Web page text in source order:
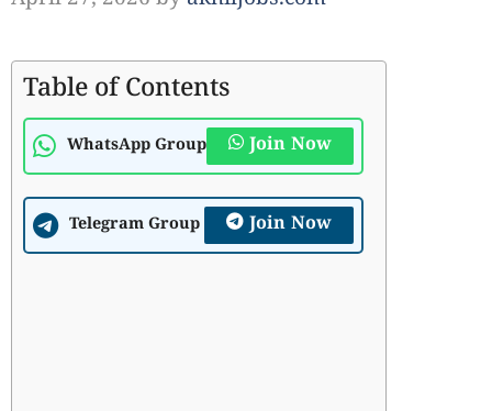
Table of Contents
WhatsApp Group Join Now
Telegram Group Join Now